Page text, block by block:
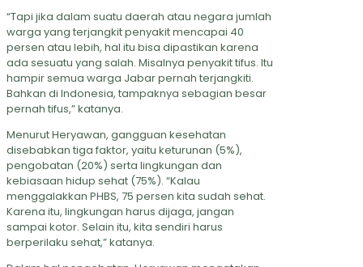
“Tapi jika dalam suatu daerah atau negara jumlah
warga yang terjangkit penyakit mencapai 40
persen atau lebih, hal itu bisa dipastikan karena
ada sesuatu yang salah. Misalnya penyakit tifus. Itu
hampir semua warga Jabar pernah terjangkiti.
Bahkan di Indonesia, tampaknya sebagian besar
pernah tifus,” katanya.
Menurut Heryawan, gangguan kesehatan
disebabkan tiga faktor, yaitu keturunan (5%),
pengobatan (20%) serta lingkungan dan
kebiasaan hidup sehat (75%). “Kalau
menggalakkan PHBS, 75 persen kita sudah sehat.
Karena itu, lingkungan harus dijaga, jangan
sampai kotor. Selain itu, kita sendiri harus
berperilaku sehat,” katanya.